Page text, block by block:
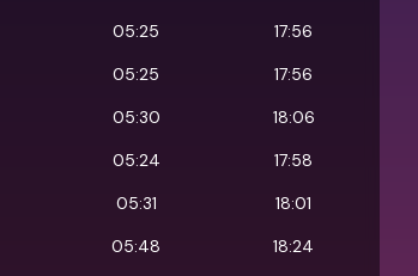
05:25
17:56
05:25
17:56
05:30
18:06
05:24
17:58
05:31
18:01
05:48
18:24